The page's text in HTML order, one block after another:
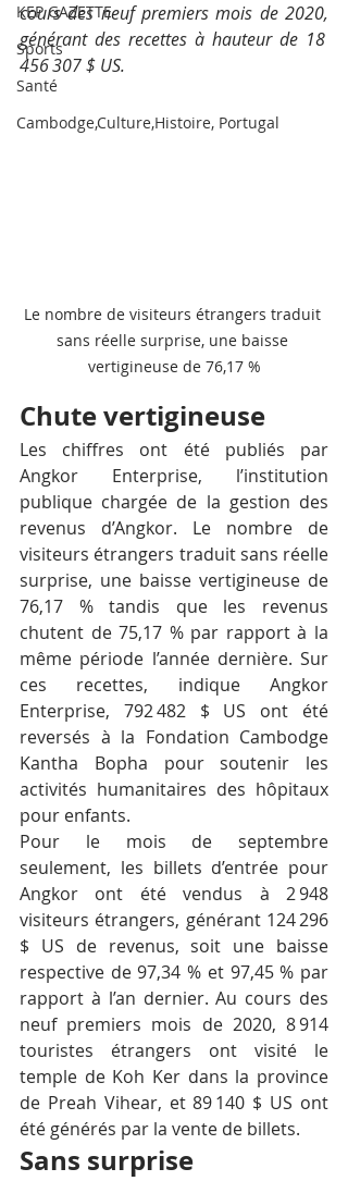
KEP GAZETTE
Sports
Santé
Cambodge,Culture,Histoire, Portugal
cours des neuf premiers mois de 2020,
générant des recettes à hauteur de 18
456 307 $ US.
Le nombre de visiteurs étrangers traduit
sans réelle surprise, une baisse
vertigineuse de 76,17 %
Chute vertigineuse
Les chiffres ont été publiés par
Angkor Enterprise, l’institution
publique chargée de la gestion des
revenus d’Angkor. Le nombre de
visiteurs étrangers traduit sans réelle
surprise, une baisse vertigineuse de
76,17 % tandis que les revenus
chutent de 75,17 % par rapport à la
même période l’année dernière. Sur
ces recettes, indique Angkor
Enterprise, 792 482 $ US ont été
reversés à la Fondation Cambodge
Kantha Bopha pour soutenir les
activités humanitaires des hôpitaux
pour enfants.
Pour le mois de septembre
seulement, les billets d’entrée pour
Angkor ont été vendus à 2 948
visiteurs étrangers, générant 124 296
$ US de revenus, soit une baisse
respective de 97,34 % et 97,45 % par
rapport à l’an dernier. Au cours des
neuf premiers mois de 2020, 8 914
touristes étrangers ont visité le
temple de Koh Ker dans la province
de Preah Vihear, et 89 140 $ US ont
été générés par la vente de billets.
Sans surprise